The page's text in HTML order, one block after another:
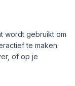
wordt gebruikt om
te maken.
of op je